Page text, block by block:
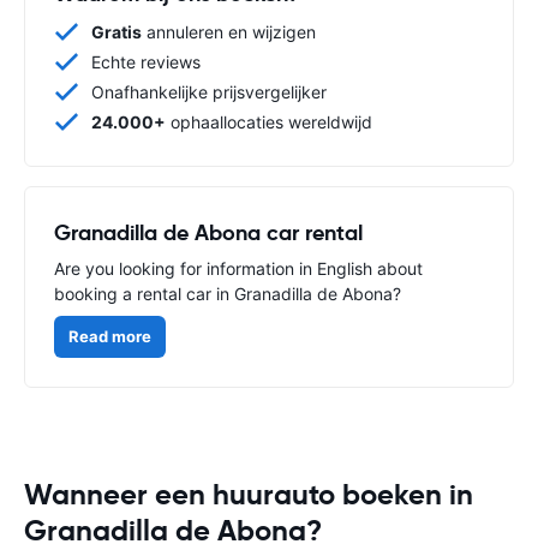
Gratis annuleren en wijzigen
Echte reviews
Onafhankelijke prijsvergelijker
24.000+ ophaallocaties wereldwijd
Granadilla de Abona car rental
Are you looking for information in English about
booking a rental car in Granadilla de Abona?
Read more
Wanneer een huurauto boeken in
Granadilla de Abona?